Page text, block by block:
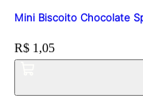
Mini Biscoito Chocolate
Price:
R$ 1,05